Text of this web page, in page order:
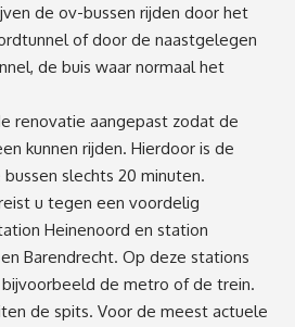
de ov-bussen rijden door het
of door de naastgelegen
de buis waar normaal het
renovatie aangepast zodat de
kunnen rijden. Hierdoor is de
slechts 20 minuten.
u tegen een voordelig
Heinenoord en station
Barendrecht. Op deze stations
de metro of de trein.
de spits. Voor de meest actuele